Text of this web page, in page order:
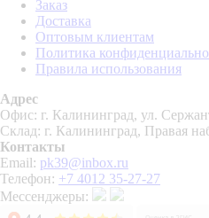
Заказ
Доставка
Оптовым клиентам
Политика
Правила использования
Адрес
Офис: г. Калининград, ул.
Склад: г. Калининград, Правая
Контакты
Email: pk39@inbox.ru
Телефон: +7 4012 35-27-27
Мессенджеры: